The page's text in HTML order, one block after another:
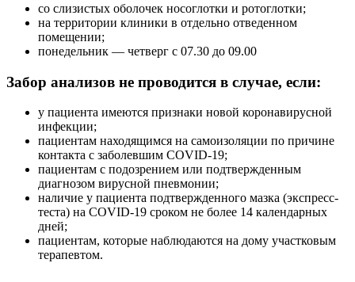
со слизистых оболочек носоглотки и ротоглотки;
на территории клиники в отдельно отведенном
помещении;
понедельник — четверг с 07.30 до 09.00
Забор анализов не проводится в случае, если:
у пациента имеются признаки новой коронавирусной
инфекции;
пациентам находящимся на самоизоляции по причине
контакта с заболевшим COVID-19;
пациентам с подозрением или подтвержденным
диагнозом вирусной пневмонии;
наличие у пациента подтвержденного мазка (экспресс-
теста) на COVID-19 сроком не более 14 календарных
дней;
пациентам, которые наблюдаются на дому участковым
терапевтом.